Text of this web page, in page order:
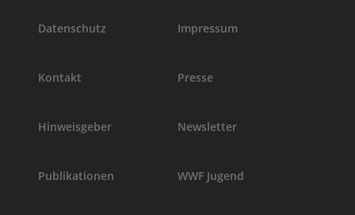
Datenschutz Impressum
Kontakt Presse
Hinweisgeber Newsletter
Publikationen WWF Jugend